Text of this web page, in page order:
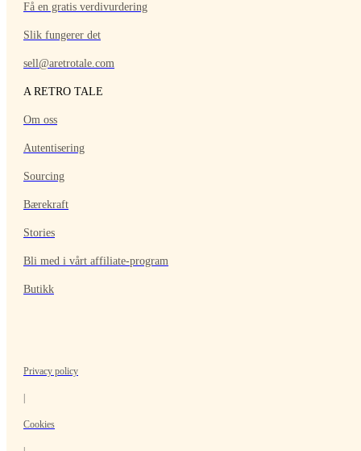
Få en gratis verdivurdering
Slik fungerer det
sell@aretrotale.com
A RETRO TALE
Om oss
Autentisering
Sourcing
Bærekraft
Stories
Bli med i vårt affiliate-program
Butikk
Privacy policy
Cookies